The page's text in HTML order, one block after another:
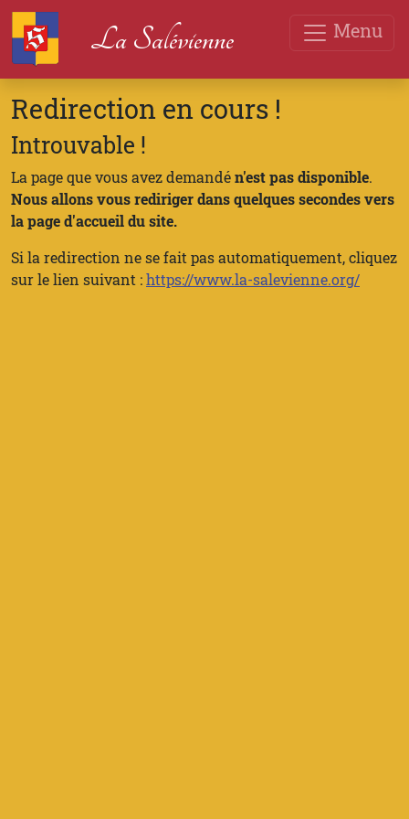
Menu
La Salévienne
Redirection en cours !
Introuvable !
La page que vous avez demandén'est pas disponible.
Nous allons vous rediriger dans quelques secondes vers
la page d'accueil du site.
Si la redirection ne se fait pas automatiquement, cliquez
sur le lien suivant :https://www.la-salevienne.org/